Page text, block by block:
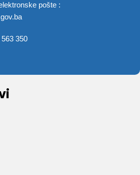
pošte :
350